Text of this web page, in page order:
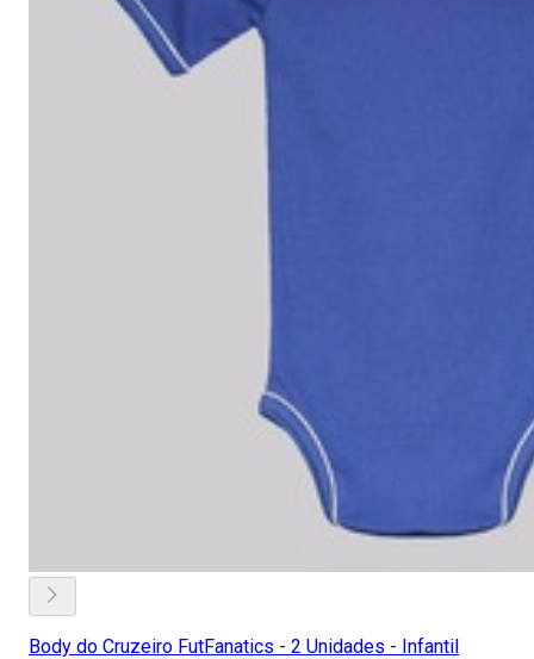
Body do Cruzeiro FutFanatics - 2 Unidades - Infantil